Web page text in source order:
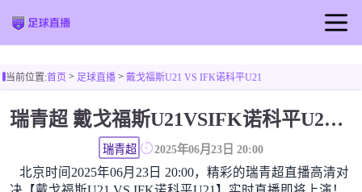
篮球直播
当前位置:首页> 足球直播> 戴戈福斯U21 VS IFK诺科平U21
瑞青超 戴戈福斯U21VSIFK诺科平U21高清直播免费观看
瑞青超 2025年06月23日 20:00
北京时间2025年06月23日 20:00，精彩的瑞青超直播高清对